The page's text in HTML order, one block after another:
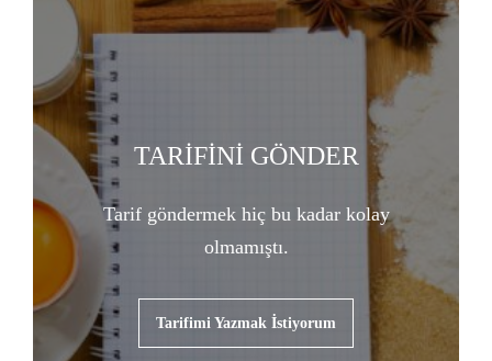
TARİFİNİ GÖNDER
Tarif göndermek hiç bu kadar kolay
olmamıştı.
Tarifimi Yazmak İstiyorum